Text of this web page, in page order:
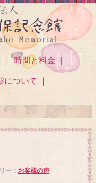
｜ 時間と料金 ｜
について ｜
ー： お客様の声